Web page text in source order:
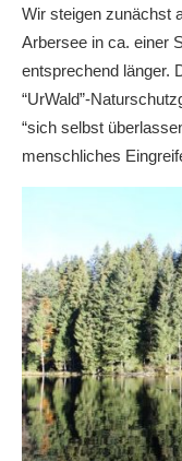
Wir steigen zunächst
Arbersee in ca. einer
entsprechend länger.
“UrWald”-
“sich selbst
menschliches